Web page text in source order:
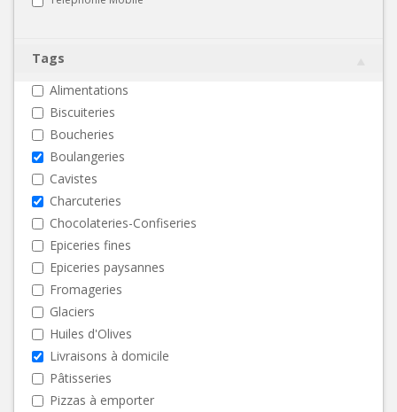
Tags
Alimentations
Biscuiteries
Boucheries
Boulangeries
Cavistes
Charcuteries
Chocolateries-Confiseries
Epiceries fines
Epiceries paysannes
Fromageries
Glaciers
Huiles d'Olives
Livraisons à domicile
Pâtisseries
Pizzas à emporter